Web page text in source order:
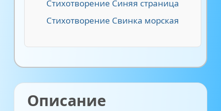
Стихотворение Синяя страница
Стихотворение Свинка морская
Описание